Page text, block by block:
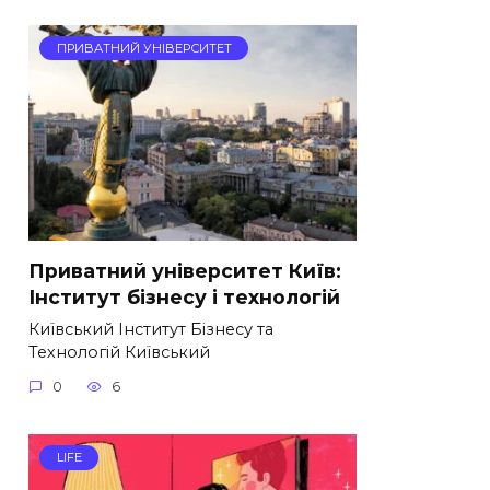
ПРИВАТНИЙ УНІВЕРСИТЕТ
Приватний університет Київ:
Інститут бізнесу і технологій
Київський Інститут Бізнесу та
Технологій Київський
0 6
LIFE